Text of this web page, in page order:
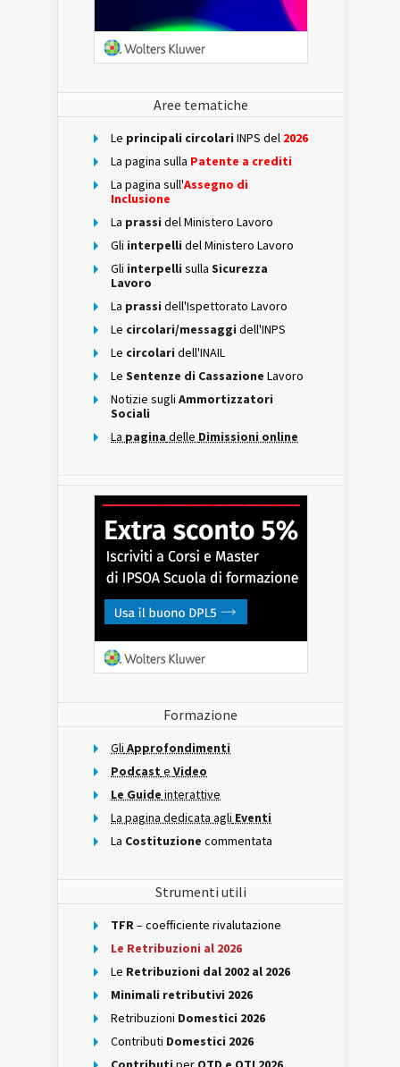
Aree tematiche
Le principali circolari INPS del 2026
La pagina sulla Patente a crediti
La pagina sull'Assegno di
Inclusione
La prassi del Ministero Lavoro
Gli interpelli del Ministero Lavoro
Gli interpelli sulla Sicurezza
Lavoro
La prassi dell'Ispettorato Lavoro
Le circolari/messaggi dell'INPS
Le circolari dell'INAIL
Le Sentenze di Cassazione Lavoro
Notizie sugli Ammortizzatori
Sociali
La pagina delle Dimissioni online
Formazione
Gli Approfondimenti
Podcast e Video
Le Guide interattive
La pagina dedicata agli Eventi
La Costituzione commentata
Strumenti utili
TFR– coefficiente rivalutazione
Le Retribuzioni al 2026
Le Retribuzioni dal 2002 al 2026
Minimali retributivi 2026
Retribuzioni Domestici 2026
Contributi Domestici 2026